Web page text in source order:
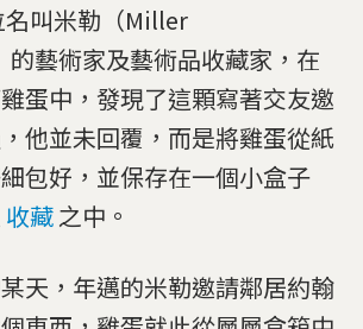
名叫米勒（Miller
藝術家及藝術品收藏家，在
蛋中，發現了這顆寫著交友邀
他並未回覆，而是將雞蛋從紙
包好，並保存在一個小盒子
收藏之中。
天，年邁的米勒邀請鄰居約翰